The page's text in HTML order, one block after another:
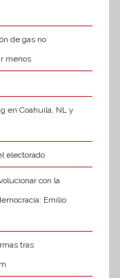
de gas no
menos
en Coahuila, NL y
electorado
con la
Emilio
tras